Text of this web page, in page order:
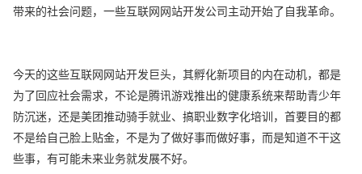
带来的社会问题，一些互联网网站开发公司主动开始了自我革命。
今天的这些互联网网站开发巨头，其孵化新项目的内在动机，都是
为了回应社会需求，不论是腾讯游戏推出的健康系统来帮助青少年
防沉迷，还是美团推动骑手就业、搞职业数字化培训，首要目的都
不是给自己脸上贴金，不是为了做好事而做好事，而是知道不干这
些事，有可能未来业务就发展不好。